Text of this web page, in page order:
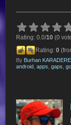
Rating: 0.0/10 (0
Rating:0
By Burhan KARADERE
android ,apps ,gaps ,